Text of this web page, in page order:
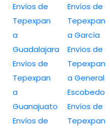
Envíos de
Tepexpan
a
Guadalajara
Envíos de
Tepexpan
a
Guanajuato
Envíos de
Envíos de
Tepexpan
a García
Envíos de
Tepexpan
a General
Escobedo
Envíos de
Tepexpan